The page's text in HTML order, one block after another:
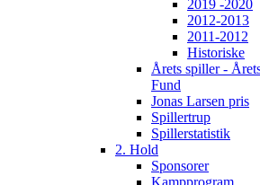
2019 -2020
2012-2013
2011-2012
Historiske
Årets spiller -
Fund
Jonas Larsen pris
Spillertrup
Spillerstatistik
2. Hold
Sponsorer
Kampprogram